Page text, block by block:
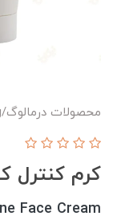
محصولات درمالوگ/dermalog
کرم کنترل
Face Cream